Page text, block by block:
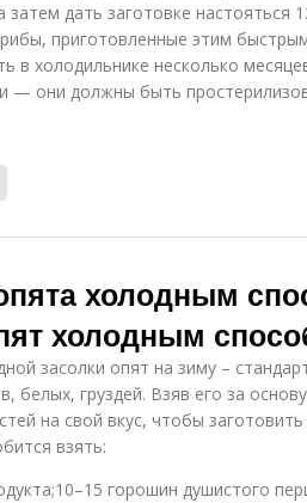
дать заготовке настояться
приготовленные этим
в холодильнике несколько
— они должны быть
холодным
холодным
засолки опят на зиму –
белых, груздей. Взяв его за
на свой вкус, чтобы
взять:
горошин душистого